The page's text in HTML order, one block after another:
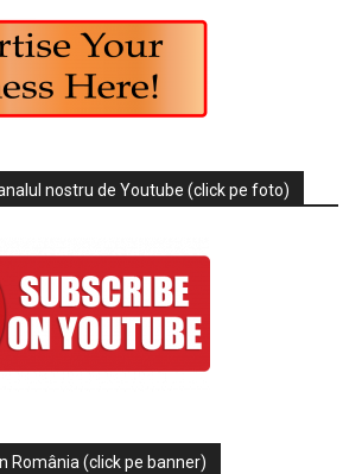
nostru de Youtube (click pe foto)
România (click pe banner)